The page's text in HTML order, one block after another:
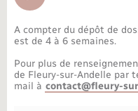
Parrainage civil
Recensement
Petite enfance
Info jeunes
Bornes de recharge
Travaux -
public
Publications
Agenda
A compter du dépôt de
est de 4 à 6 semaines.
Pour plus de
de Fleury-sur-Andelle par
mail à contact@fleury-